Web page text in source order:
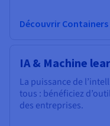
Découvrir
IA & Machine
La puissance de
tous : bénéficiez
des entreprises.